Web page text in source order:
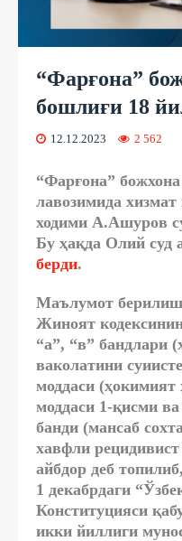
“Фарғона”
бошлиғи 18
12.12.2023 2 562
“Фарғона”
лавозимида
ходими А.Ашуров
Бу ҳақда Олий суд
берди.
Маълумот
Жиноят
“а”, “в” бандлари
ваколатини
моддаси (ҳокимият
моддаси 1-қисми
банди (мансаб
хавфли
айбдор деб
1 декабрдаги
Конституцияси
икки йиллиги